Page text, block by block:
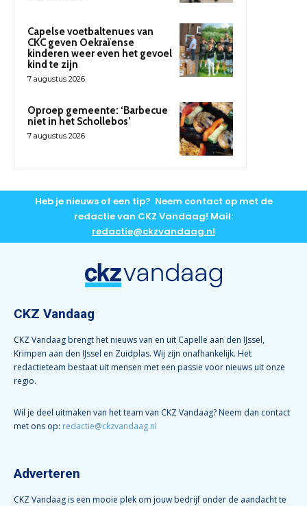
Capelse voetbaltenues van
CKC geven Oekraïense
kinderen weer even het gevoel
kind te zijn
7 augustus 2026
Oproep gemeente: ‘Barbecue
niet in het Schollebos’
7 augustus 2026
Heb je nieuws of een tip? Neem contact op met de
redactie van CKZ Vandaag! Mail:
redactie@ckzvandaag.nl
CKZ Vandaag
CKZ Vandaag brengt het nieuws van en uit Capelle aan den IJssel,
Krimpen aan den IJssel en Zuidplas. Wij zijn onafhankelijk. Het
redactieteam bestaat uit mensen met een passie voor nieuws uit onze
regio.
Wil je deel uitmaken van het team van CKZ Vandaag? Neem dan contact
met ons op: redactie@ckzvandaag.nl
Adverteren
CKZ Vandaag is een mooie plek om jouw bedrijf onder de aandacht te